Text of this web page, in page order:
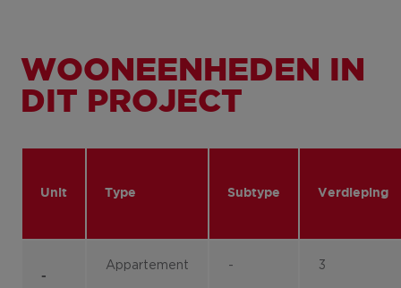
WOONEENHEDEN IN
DIT PROJECT
Unit Type Subtype Verdieping
-
Appartement - 3